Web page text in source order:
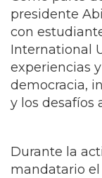
presidente
con
International
experiencias
democracia,
y los desafíos
Durante la
mandatario